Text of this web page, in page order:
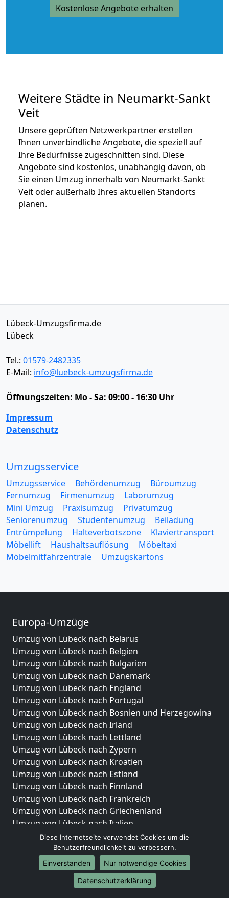
Kostenlose Angebote erhalten
Weitere Städte in Neumarkt-Sankt
Veit
Unsere geprüften Netzwerkpartner erstellen
Ihnen unverbindliche Angebote, die speziell auf
Ihre Bedürfnisse zugeschnitten sind. Diese
Angebote sind kostenlos, unabhängig davon, ob
Sie einen Umzug innerhalb von Neumarkt-Sankt
Veit oder außerhalb Ihres aktuellen Standorts
planen.
Lübeck-Umzugsfirma.de
Lübeck
Tel.: 01579-2482335
E-Mail: info@luebeck-umzugsfirma.de
Öffnungszeiten: Mo - Sa: 09:00 - 16:30 Uhr
Impressum
Datenschutz
Umzugsservice
Umzugsservice Behördenumzug
Büroumzug
Fernumzug
Firmenumzug
Laborumzug
Mini Umzug
Praxisumzug
Privatumzug
Seniorenumzug
Studentenumzug
Beiladung
Entrümpelung
Halteverbotszone
Klaviertransport
Möbellift
Haushaltsauflösung
Möbeltaxi
Möbelmitfahrzentrale
Umzugskartons
Europa-Umzüge
Umzug von Lübeck nach Belarus
Umzug von Lübeck nach Belgien
Umzug von Lübeck nach Bulgarien
Umzug von Lübeck nach Dänemark
Umzug von Lübeck nach England
Umzug von Lübeck nach Portugal
Umzug von Lübeck nach Bosnien und Herzegowina
Umzug von Lübeck nach Irland
Umzug von Lübeck nach Lettland
Umzug von Lübeck nach Zypern
Umzug von Lübeck nach Kroatien
Umzug von Lübeck nach Estland
Umzug von Lübeck nach Finnland
Umzug von Lübeck nach Frankreich
Umzug von Lübeck nach Griechenland
Umzug von Lübeck nach Italien
Umzug von Lübeck nach Liechtenstein
Umzug von Lübeck nach Luxemburg
Umzug von Lübeck nach Niederlande
Umzug von Lübeck nach Norwegen
Umzüge-Deutschlandweit
Diese Internetseite verwendet Cookies um die
Benutzerfreundlichkeit zu verbessern.
Einverstanden
Nur notwendige Cookies
Datenschutzerklärung